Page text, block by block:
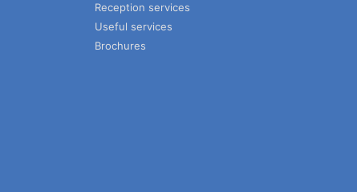
Reception services
Useful services
Brochures